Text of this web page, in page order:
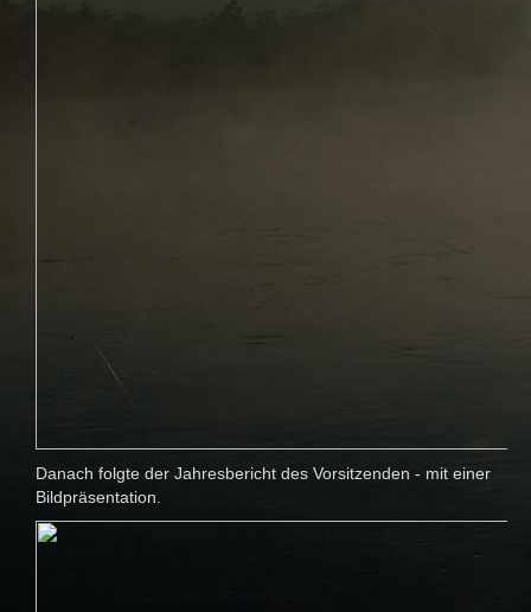
Danach folgte der Jahresbericht des Vorsitzenden - mit einer
Bildpräsentation.